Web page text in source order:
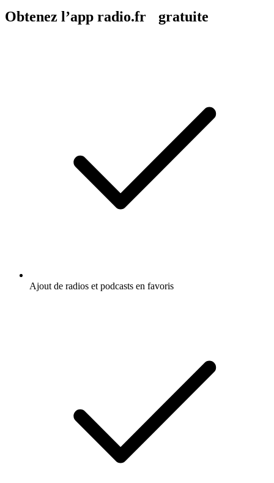
Obtenez l’app radio.fr gratuite
Ajout de radios et podcasts en favoris